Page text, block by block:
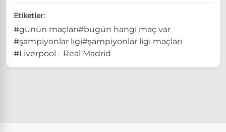
Etiketler:
#günün maçları#bugün hangi maç var
#şampiyonlar ligi#şampiyonlar ligi maçları
#Liverpool - Real Madrid